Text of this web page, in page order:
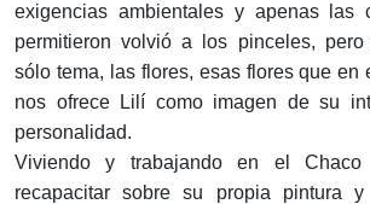
exigencias ambientales y apenas las
permitieron volvió a los pinceles,
sólo tema, las flores, esas flores que en
nos ofrece Lilí como imagen de su
personalidad.
Viviendo y trabajando en el Chaco
recapacitar sobre su propia pintura